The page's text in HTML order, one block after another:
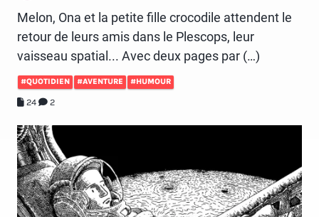
Melon, Ona et la petite fille crocodile attendent le
retour de leurs amis dans le Plescops, leur
vaisseau spatial... Avec deux pages par (…)
#QUOTIDIEN #AVENTURE #HUMOUR
24 2